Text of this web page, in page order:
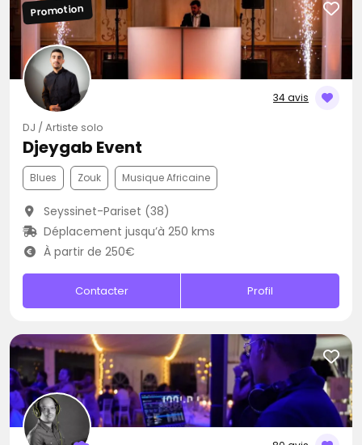
34 avis
Promotion
DJ / Artiste solo
Djeygab Event
Blues Zouk Musique Africaine
Seyssinet-Pariset (38)
Déplacement jusqu’à 250 kms
À partir de 250€
Contacter Profil